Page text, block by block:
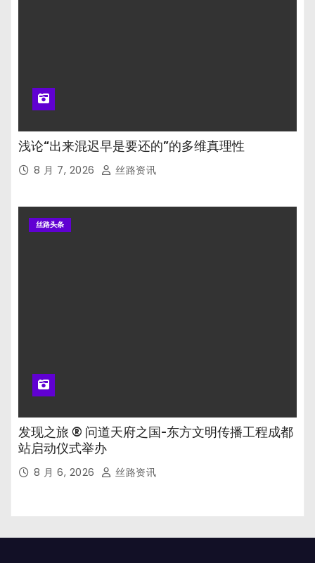
浅论“出来混迟早是要还的”的多维真理性
8 月 7, 2026 丝路资讯
丝路头条
发现之旅 ® 问道天府之国-东方文明传播工程成都
站启动仪式举办
8 月 6, 2026 丝路资讯